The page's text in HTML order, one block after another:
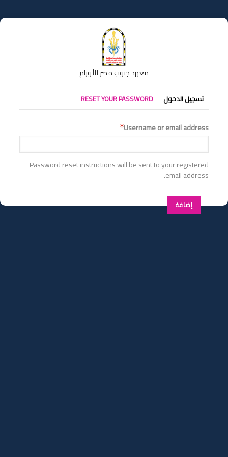
إلى
المحتوى
معهد جنوب مصر للأورام
التبويبات
الأساسية
تسجيل الدخول RESET YOUR PASSWORD
Username or email address
Password reset instructions will be sent to your registered
email address.